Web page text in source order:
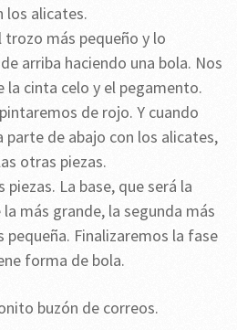
los alicates.
más pequeño y lo
arriba haciendo una bola. Nos
la cinta celo y el pegamento.
de rojo. Y cuando
de abajo con los alicates,
otras piezas.
La base, que será la
más grande, la segunda más
pequeña. Finalizaremos la fase
forma de bola.
buzón de correos.